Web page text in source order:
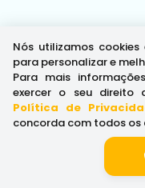
Nós utilizamos
para personalizar e
Para mais
exercer o seu direito
Política de
concorda com todos os